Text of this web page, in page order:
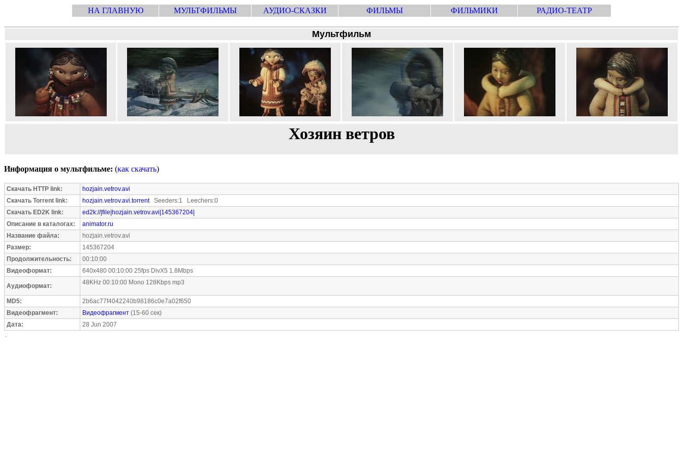
НА ГЛАВНУЮ МУЛЬТФИЛЬМЫ АУДИО-СКАЗКИ ФИЛЬМЫ ФИЛЬМИКИ РАДИО-ТЕАТР
Мультфильм
Хозяин ветров
Информация о мультфильме: (как скачать)
Скачать HTTP link:
hozjain.vetrov.avi
Скачать Torrent link:
hozjain.vetrov.avi.torrentSeeders:1 Leechers:0
Скачать ED2K link:
ed2k://|file|hozjain.vetrov.avi|145367204|
Описание в каталогах:
animator.ru
Название файла:
hozjain.vetrov.avi
Размер:
145367204
Продолжительность:
00:10:00
Видеоформат:
640x480 00:10:00 25fps DivX5 1.8Mbps
Аудиоформат: 48KHz 00:10:00 Mono 128Kbps mp3
MD5:
2b6ac77f4042240b98186c0e7a02f650
Видеофрагмент:
Видеофрагмент (15-60 сек)
Дата:
28 Jun 2007